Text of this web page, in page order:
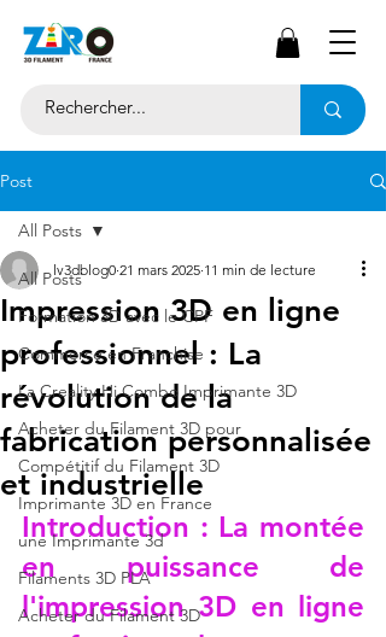
Post
All Posts
Formation 3D avec le CPF
Commerce en Franchise
La Creality Hi Combo Imprimante 3D
Acheter du Filament 3D pour
Compétitif du Filament 3D
Imprimante 3D en France
une Imprimante 3d
Filaments 3D PLA
Acheter du Filament 3D
All Posts
Impression 3D en ligne
professionnel : La
révolution de la
fabrication personnalisée
et industrielle
lv3dblog0 21 mars 2025 11 min de lecture
Introduction : La montée
en puissance de
l'impression 3D en ligne